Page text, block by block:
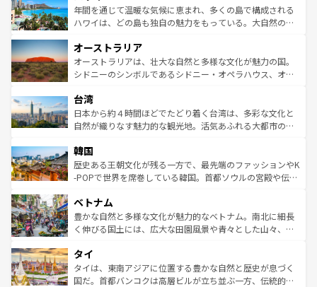
着のスイス情報はコンテンツ一覧 を参照してほしい。
ンメントが詰まった刺激的なスポットだ。一方、アメリカ
西部には大自然が広がり、グランドキャニオンやイエロー
部のニューオーリンズでは、音楽と美食が融合した独特の
文化が魅力。旅行者はアメリカの各地域で異なる魅力を楽
しみながら、その多様性と豊かな歴史を感じることができ
ならではの贅沢な旅のスタイルだ。 なお、新着のアメリカ
情報はコンテンツ一覧を参照してほしい。
年間を通じて温暖な気候に恵まれ、多くの島で構成される
ハワイは、どの島も独自の魅力をもっている。大自然の神
ワイ島は見逃せない。また、定番の観光地といえばオアフ
島だが、静かな自然を求めるならマウイ島やカウアイ島が
おすすめ。エメラルドグリーンに輝く海をはじめ、豊かな
れるおもてなしの心で訪れる人々を迎えてくれるハワイの
人々、おいしいローカルフードやハワイアンミュージッ
ク、伝統的なフラダンスなど、すべてがハワイの魅力を彩
ワイを、存分に味わってほしい。 なお、新着のハワイ情報
はコンテンツ一覧を参照してほしい。
オーストラリア
オーストラリアは、壮大な自然と多様な文化が魅力の国。
シドニーのシンボルであるシドニー・オペラハウス、オー
リアリーフや大陸中央部にそびえるウルル（エアーズロッ
ク）、タスマニアの美しい原生林やケアンズの熱帯雨林な
ど、見どころがたくさん。また、カフェやワイン、オージ
いる。アクティビティも充実しており、サーフィンやダイ
ビング、ハイキングなど、アウトドア好きにはたまらな
い。オーストラリアの多彩な魅力を存分に味わいつくそ
参照してほしい。
台湾
日本から約４時間ほどでたどり着く台湾は、多彩な文化と
自然が織りなす魅力的な観光地。活気あふれる大都市の台
ン）、静ひつな山岳地帯である台湾東部など、都市の喧騒
と山間の静けさが共存しており、訪れる人に新しい発見と
驚きをもたらしてくれる。また、奥深い台湾の食文化も魅
容にもいいと評判のスイーツなど、バラエティ豊かな料理
が味わえる。 なお、新着の台湾情報は コンテンツ一覧を参
照してほしい。
韓国
歴史ある王朝文化が残る一方で、最先端のファッションやK
-POPで世界を席巻している韓国。首都ソウルの宮殿や伝統
き、地方に足を延ばせば四季折々の自然美を楽しむことが
できる。そして、キムチや焼肉、絶品のストリートフード
まで、さまざまな韓国料理が待っている。夜には、韓国な
リティに包まれながら、韓国の多彩な魅力を心ゆくまで味
わってみてほしい。 なお、新着の韓国情報はコンテンツ一
覧を参照してほしい。
ベトナム
豊かな自然と多様な文化が魅力的なベトナム。南北に細長
く伸びる国土には、広大な田園風景や青々とした山々、世
急速な発展と共に伝統が息づく。ハノイの古い町並みやホ
ーチミン市のフランス統治時代の建物も、独特の雰囲気を
醸し出している。また、バラエティの豊かさとおいしさで
タイ
タイは、東南アジアに位置する豊かな自然と歴史が息づく
国だ。首都バンコクは高層ビルが立ち並ぶ一方、伝統的な